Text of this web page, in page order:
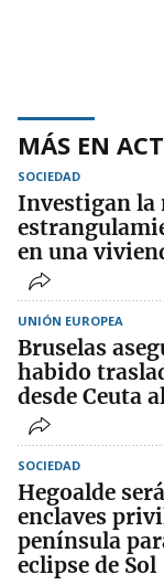
MÁS EN
SOCIEDAD
Investigan la
en una
UNIÓN EUROPEA
Bruselas
habido
desde Ceuta
SOCIEDAD
Hegoalde
enclaves
península
eclipse de Sol